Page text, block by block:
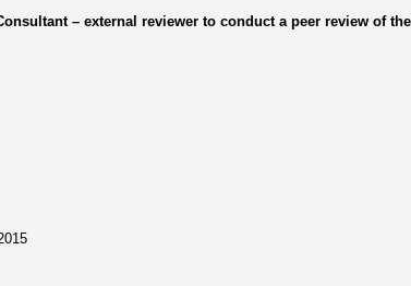
– external reviewer to conduct a peer review of